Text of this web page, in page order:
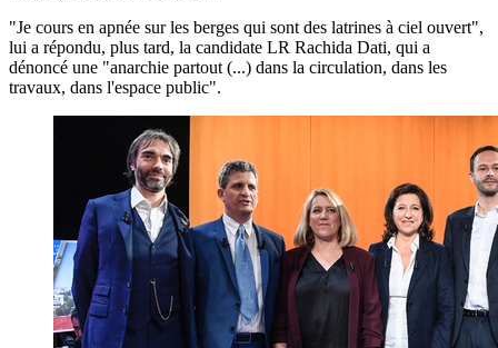
"Je cours en apnée sur les berges qui sont des latrines à ciel ouvert",
lui a répondu, plus tard, la candidate LR Rachida Dati, qui a
dénoncé une "anarchie partout (...) dans la circulation, dans les
travaux, dans l'espace public".